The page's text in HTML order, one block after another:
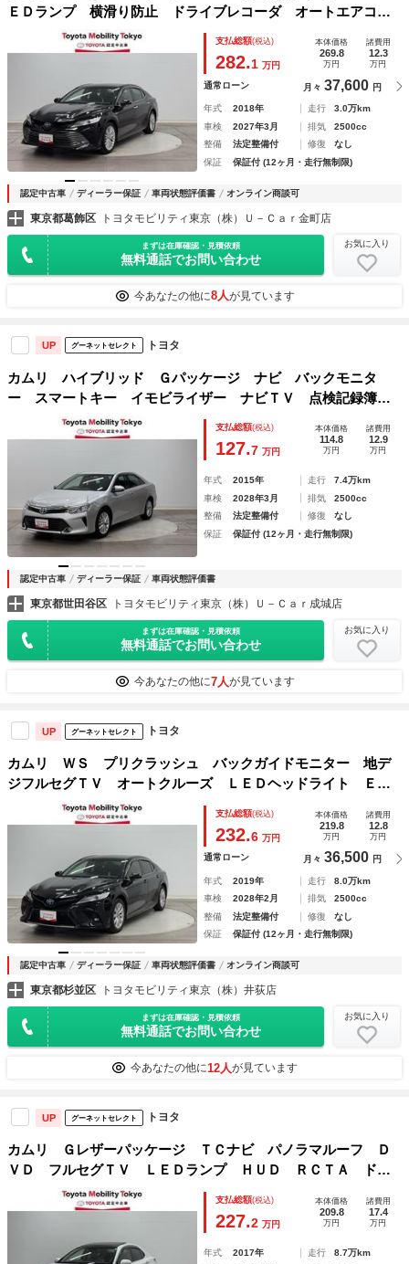
ＥＤランプ 横滑り防止 ドライブレコーダ オートエアコ
ン スマートキ－ 電動シート イモビライザー サイドエア
バッグ クルーズコントロール 本革シート ＡＢＳ エアバ
支払総額(税込)
282.1 万円
本体価格
269.8
万円
諸費用
12.3
万円
通常ローン 月々 37,600 円
年式 2018年 走行
3.0万km
車検
2027年3月 排気
2500cc
整備
法定整備付 修復
なし
保証
保証付 (12ヶ月・走行無制限)
認定中古車 ディーラー保証 車両状態評価書 オンライン商談可
東京都葛飾区 トヨタモビリティ東京（株）Ｕ－Ｃａｒ金町店
まずは在庫確認・見積依頼
無料通話でお問い合わせ
お気に入り
今あなたの他に8人が見ています
UP グーネットセレクト トヨタ
カムリ ハイブリッド Ｇパッケージ ナビ バックモニタ
ー スマートキー イモビライザー ナビＴＶ 点検記録簿
クルーズコントロール ＶＳＣ サイドエアバック キーレス
エントリー デュアルエアバック パワーシート ＥＴＣ車載
支払総額(税込)
127.7 万円
本体価格
114.8
万円
諸費用
12.9
万円
年式 2015年 走行
7.4万km
車検
2028年3月 排気
2500cc
整備
法定整備付 修復
なし
保証
保証付 (12ヶ月・走行無制限)
認定中古車 ディーラー保証 車両状態評価書
東京都世田谷区 トヨタモビリティ東京（株）Ｕ－Ｃａｒ成城店
まずは在庫確認・見積依頼
無料通話でお問い合わせ
お気に入り
今あなたの他に7人が見ています
UP グーネットセレクト トヨタ
カムリ ＷＳ プリクラッシュ バックガイドモニター 地デ
ジフルセグＴＶ オートクルーズ ＬＥＤヘッドライト ＥＳ
Ｃ サイドエアバッグ Ｐシート ＡＵＸ 助手席エアバッ
グ パワステ 記録簿 メモリ－ナビ ナビ＆ＴＶ
支払総額(税込)
232.6 万円
本体価格
219.8
万円
諸費用
12.8
万円
通常ローン 月々 36,500 円
年式 2019年 走行
8.0万km
車検
2028年2月 排気
2500cc
整備
法定整備付 修復
なし
保証
保証付 (12ヶ月・走行無制限)
認定中古車 ディーラー保証 車両状態評価書 オンライン商談可
東京都杉並区 トヨタモビリティ東京（株）井荻店
まずは在庫確認・見積依頼
無料通話でお問い合わせ
お気に入り
今あなたの他に12人が見ています
UP グーネットセレクト トヨタ
カムリ Ｇレザーパッケージ ＴＣナビ パノラマルーフ Ｄ
ＶＤ フルセグＴＶ ＬＥＤランプ ＨＵＤ ＲＣＴＡ ドラ
イブレコーダ オートエアコン スマートキ－ 電動シート
イモビライザー クルーズコントロール
支払総額(税込)
227.2 万円
本体価格
209.8
万円
諸費用
17.4
万円
年式 2017年 走行
8.7万km